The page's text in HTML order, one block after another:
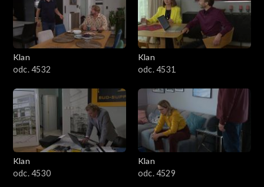
Klan
odc. 4532
Klan
odc. 4531
Klan
odc. 4530
Klan
odc. 4529